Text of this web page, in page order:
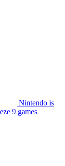
Nintendo is
9 games